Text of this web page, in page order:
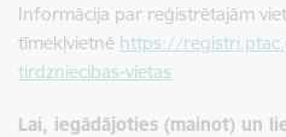
Informācija par reģistrētajām
tīmekļvietnē https://
tirdzniecibas-vietas
Lai, iegādājoties (mainot) un